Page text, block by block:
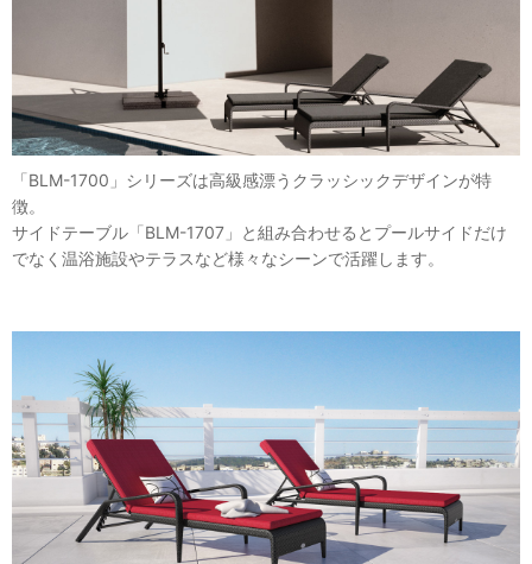
「BLM-1700」シリーズは高級感漂うクラッシックデザインが特
徴。
サイドテーブル「BLM-1707」と組み合わせるとプールサイドだけ
でなく温浴施設やテラスなど様々なシーンで活躍します。